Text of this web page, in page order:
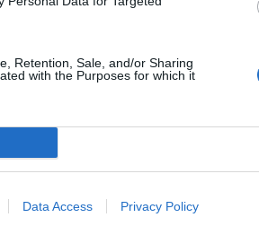
Retention, Sale, and/or Sharing
with the Purposes for which it
Data Access Privacy Policy
sta facendo la
chat su Vannacci:
di Giannini è